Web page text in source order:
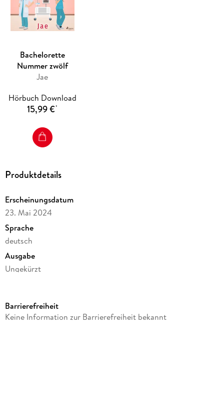
Bachelorette
Nummer zwölf
Jae
Hörbuch Download
15,99 €*
Produktdetails
Erscheinungsdatum
23. Mai 2024
Sprache
deutsch
Ausgabe
Ungekürzt
Laufzeit
Barrierefreiheit
Keine Information zur Barrierefreiheit bekannt